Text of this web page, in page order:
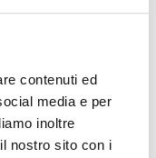
contenuti ed
media e per
inoltre
nostro sito con i
che opera nei